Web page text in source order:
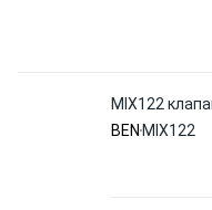
MIX122
BEN MIX122